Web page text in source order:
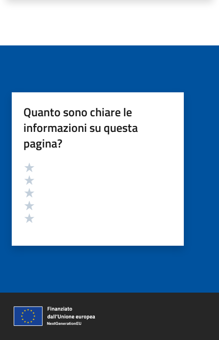
Quanto sono chiare le
informazioni su questa
pagina?
Valutazione